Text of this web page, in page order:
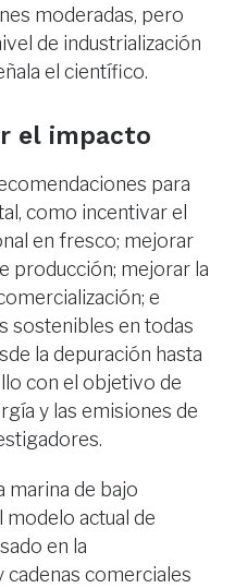
moderadas, pero
de industrialización
el científico.
el impacto
para
como incentivar el
en fresco; mejorar
producción; mejorar la
e
sostenibles en todas
la depuración hasta
con el objetivo de
y las emisiones de
marina de bajo
actual de
en la
comerciales